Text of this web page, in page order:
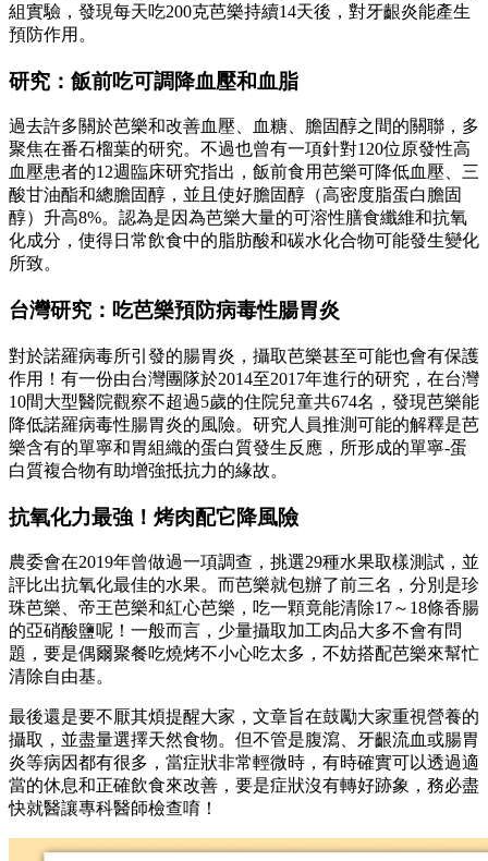
組實驗，發現每天吃200克芭樂持續14天後，對牙齦炎能產生
預防作用。
研究：飯前吃可調降血壓和血脂
過去許多關於芭樂和改善血壓、血糖、膽固醇之間的關聯，多
聚焦在番石榴葉的研究。不過也曾有一項針對120位原發性高
血壓患者的12週臨床研究指出，飯前食用芭樂可降低血壓、三
酸甘油酯和總膽固醇，並且使好膽固醇（高密度脂蛋白膽固
醇）升高8%。認為是因為芭樂大量的可溶性膳食纖維和抗氧
化成分，使得日常飲食中的脂肪酸和碳水化合物可能發生變化
所致。
台灣研究：吃芭樂預防病毒性腸胃炎
對於諾羅病毒所引發的腸胃炎，攝取芭樂甚至可能也會有保護
作用！有一份由台灣團隊於2014至2017年進行的研究，在台灣
10間大型醫院觀察不超過5歲的住院兒童共674名，發現芭樂能
降低諾羅病毒性腸胃炎的風險。研究人員推測可能的解釋是芭
樂含有的單寧和胃組織的蛋白質發生反應，所形成的單寧-蛋
白質複合物有助增強抵抗力的緣故。
抗氧化力最強！烤肉配它降風險
農委會在2019年曾做過一項調查，挑選29種水果取樣測試，並
評比出抗氧化最佳的水果。而芭樂就包辦了前三名，分別是珍
珠芭樂、帝王芭樂和紅心芭樂，吃一顆竟能清除17～18條香腸
的亞硝酸鹽呢！一般而言，少量攝取加工肉品大多不會有問
題，要是偶爾聚餐吃燒烤不小心吃太多，不妨搭配芭樂來幫忙
清除自由基。
最後還是要不厭其煩提醒大家，文章旨在鼓勵大家重視營養的
攝取，並盡量選擇天然食物。但不管是腹瀉、牙齦流血或腸胃
炎等病因都有很多，當症狀非常輕微時，有時確實可以透過適
當的休息和正確飲食來改善，要是症狀沒有轉好跡象，務必盡
快就醫讓專科醫師檢查唷！